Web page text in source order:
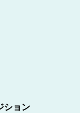
ション